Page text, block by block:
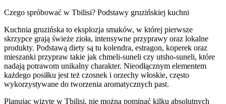
Czego spróbować w Tbilisi? Podstawy gruzińskiej kuchni
Kuchnia gruzińska to eksplozja smaków, w której pierwsze
skrzypce grają świeże zioła, intensywne przyprawy oraz lokalne
produkty. Podstawą diety są tu kolendra, estragon, koperek oraz
mieszanki przypraw takie jak chmeli-suneli czy utsho-suneli, które
nadają potrawom unikalny charakter. Nieodłącznym elementem
każdego posiłku jest też czosnek i orzechy włoskie, często
wykorzystywane do tworzenia aromatycznych past.
Planując wizytę w Tbilisi, nie można pominąć kilku absolutnych